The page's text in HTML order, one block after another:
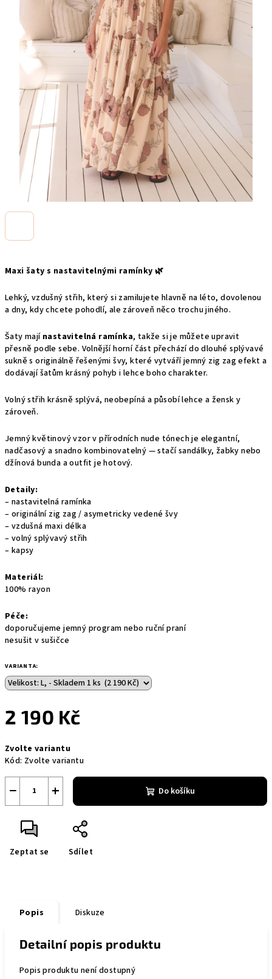
Maxi šaty s nastavitelnými ramínky 🌿
Lehký, vzdušný střih, který si zamilujete hlavně na léto, dovolenou
a dny, kdy chcete pohodlí, ale zároveň něco trochu jiného.
Šaty mají nastavitelná ramínka, takže si je můžete upravit
přesně podle sebe. Volnější horní část přechází do dlouhé splývavé
sukně s originálně řešenými švy, které vytváří jemný zig zag efekt a
dodávají šatům krásný pohyb i lehce boho charakter.
Volný střih krásně splývá, neobepíná a působí lehce a žensk y
zároveň.
Jemný květinový vzor v přírodních nude tónech je elegantní,
nadčasový a snadno kombinovatelný — stačí sandálky, žabky nebo
džínová bunda a outfit je hotový.
Detaily:
– nastavitelná ramínka
– originální zig zag / asymetricky vedené švy
– vzdušná maxi délka
– volný splývavý střih
– kapsy
Materiál:
100% rayon
Péče:
doporučujeme jemný program nebo ruční praní
nesušit v sušičce
VARIANTA:
2 190 Kč
cena:
Zvolte variantu
Kód: Zvolte variantu
+
− Do košíku
Zeptat se Sdílet
Popis Diskuze
Detailní popis produktu
Popis produktu není dostupný